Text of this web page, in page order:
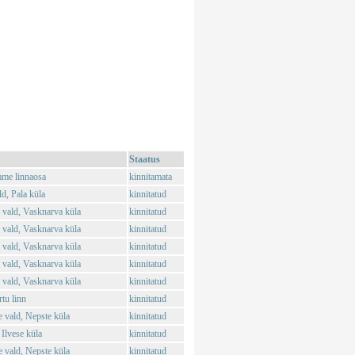
Staatus
linnaosa
kinnitamata
Pala küla
kinnitatud
Vasknarva küla
kinnitatud
Vasknarva küla
kinnitatud
Vasknarva küla
kinnitatud
Vasknarva küla
kinnitatud
Vasknarva küla
kinnitatud
linn
kinnitatud
vald, Nepste küla
kinnitatud
küla
kinnitatud
vald, Nepste küla
kinnitatud